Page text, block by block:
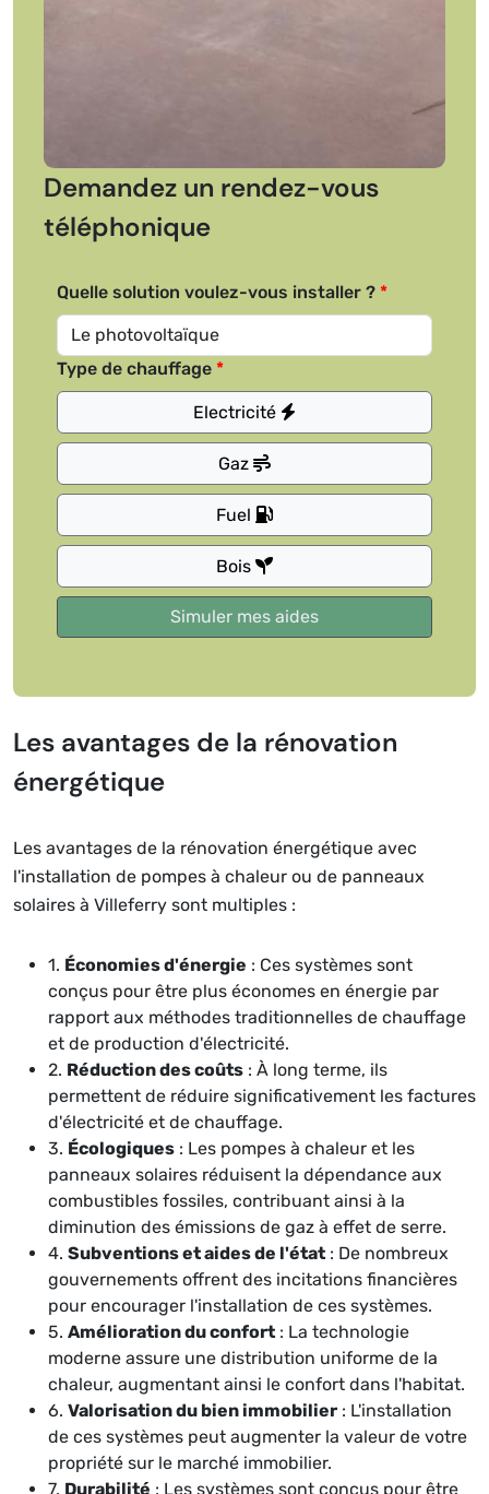
Demandez un rendez-vous
téléphonique
Quelle solution voulez-vous installer ?
Type de chauffage
Electricité
Gaz
Fuel
Bois
Les avantages de la rénovation
énergétique
Les avantages de la rénovation énergétique avec
l'installation de pompes à chaleur ou de panneaux
solaires à Villeferry sont multiples :
1. Économies d'énergie : Ces systèmes sont
conçus pour être plus économes en énergie par
rapport aux méthodes traditionnelles de chauffage
et de production d'électricité.
2. Réduction des coûts : À long terme, ils
permettent de réduire significativement les factures
d'électricité et de chauffage.
3. Écologiques : Les pompes à chaleur et les
panneaux solaires réduisent la dépendance aux
combustibles fossiles, contribuant ainsi à la
diminution des émissions de gaz à effet de serre.
4. Subventions et aides de l'état : De nombreux
gouvernements offrent des incitations financières
pour encourager l'installation de ces systèmes.
5. Amélioration du confort : La technologie
moderne assure une distribution uniforme de la
chaleur, augmentant ainsi le confort dans l'habitat.
6. Valorisation du bien immobilier : L'installation
de ces systèmes peut augmenter la valeur de votre
propriété sur le marché immobilier.
7. Durabilité : Les systèmes sont conçus pour être